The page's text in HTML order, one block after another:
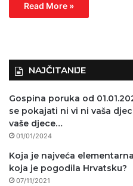
Read More »
NAJČITANIJE
Gospina poruka od
se pokajati ni vi ni vaša
vaše djece…
01/01/2024
Koja je najveća
koja je pogodila Hrvatsku?
07/11/2021